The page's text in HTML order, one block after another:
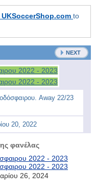
to
NEXT
Away 22/23
20, 2022
φανέλας
26, 2024